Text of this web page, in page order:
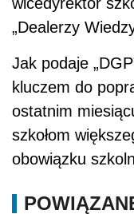
„Dealerzy
Jak podaje
kluczem do
ostatnim
szkołom
obowiązku